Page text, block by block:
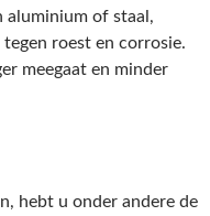
aluminium of staal,
roest en corrosie.
meegaat en minder
hebt u onder andere de